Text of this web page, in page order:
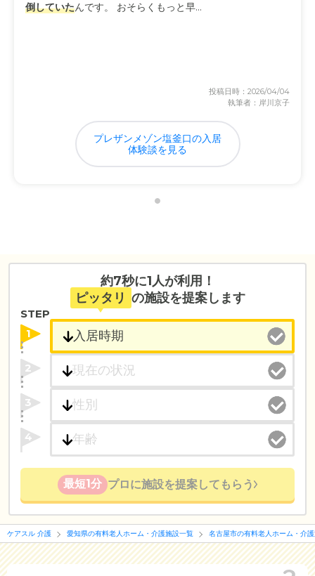
倒していたんです。 おそらくもっと早...
投稿日時：2026/04/04
執筆者：岸川京子
プレザンメゾン塩釜口の入居
体験談を見る
約7秒に1人が利用！
ピッタリ の施設を提案します
STEP
1
2
3
4
最短1分 プロに施設を提案してもらう
ケアスル 介護 愛知県の有料老人ホーム・介護施設一覧 名古屋市の有料老人ホーム・介